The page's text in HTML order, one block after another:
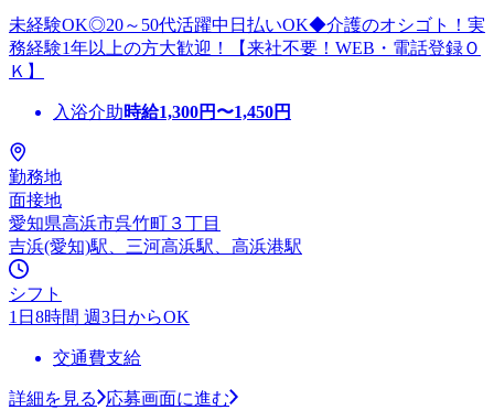
未経験OK◎20～50代活躍中日払いOK◆介護のオシゴト！実
務経験1年以上の方大歓迎！【来社不要！WEB・電話登録Ｏ
Ｋ】
入浴介助時給1,300円〜1,450円
勤務地
面接地
愛知県高浜市呉竹町３丁目
吉浜(愛知)駅、三河高浜駅、高浜港駅
シフト
1日8時間 週3日からOK
交通費支給
詳細を見る
応募画面に進む